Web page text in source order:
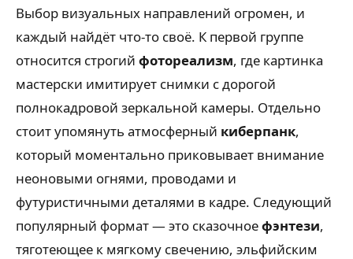
Выбор визуальных направлений огромен, и
каждый найдёт что-то своё. К первой группе
относится строгий фотореализм, где картинка
мастерски имитирует снимки с дорогой
полнокадровой зеркальной камеры. Отдельно
стоит упомянуть атмосферный киберпанк,
который моментально приковывает внимание
неоновыми огнями, проводами и
футуристичными деталями в кадре. Следующий
популярный формат — это сказочноефэнтези,
тяготеющее к мягкому свечению, эльфийским